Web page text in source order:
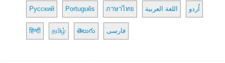
Русский Português ภาษาไทย اللغة العربية اُردو
हिन्दी தமிழ் తెలుగు فارسی